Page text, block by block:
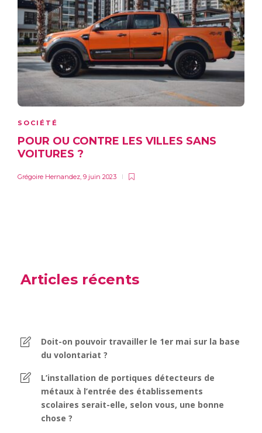
SOCIÉTÉ
POUR OU CONTRE LES VILLES SANS
VOITURES ?
Grégoire Hernandez, 9 juin 2023
Articles récents
Doit-on pouvoir travailler le 1er mai sur la base
du volontariat ?
L’installation de portiques détecteurs de
métaux à l’entrée des établissements
scolaires serait-elle, selon vous, une bonne
chose ?